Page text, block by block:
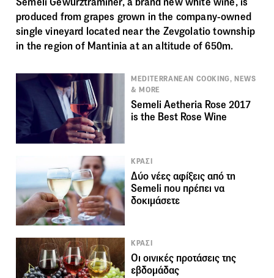
produced from grapes grown in the company-owned
single vineyard located near the Zevgolatio township
in the region of Mantinia at an altitude of 650m.
MEDITERRANEAN COOKING, NEWS
& MORE
Semeli Aetheria Rose 2017
is the Best Rose Wine
ΚΡΑΣΙ
Δύο νέες αφίξεις από τη
Semeli που πρέπει να
δοκιμάσετε
ΚΡΑΣΙ
Οι οινικές προτάσεις της
εβδομάδας